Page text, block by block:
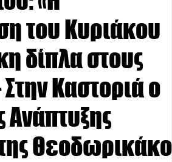
του Κυριάκου
δίπλα στους
Καστοριά ο